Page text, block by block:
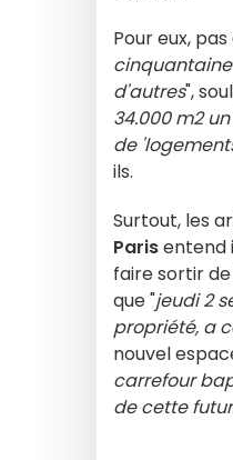
Pour eux,
cinquantaine
d'autres",
34.000 m2
de
ils.
Surtout, les
Parisentend
faire sortir
que "jeudi 2
propriété, a
nouvel
carrefour
de cette